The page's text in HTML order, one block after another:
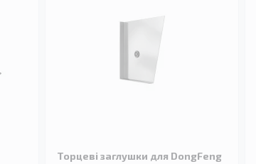
Торцеві заглушки для DongFeng